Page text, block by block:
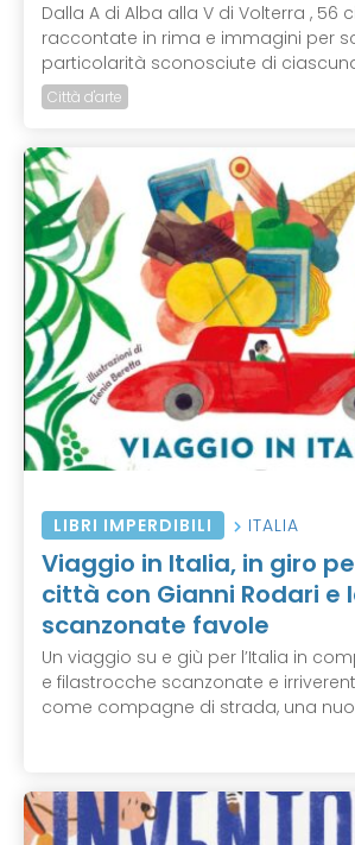
Dalla A di Alba alla V di Volterra , 56
raccontate in rima e immagini per
particolarità sconosciute di
Città d'arte
LIBRI IMPERDIBILI ITALIA
Viaggio in Italia, in giro
città con Gianni Rodari e
scanzonate favole
Un viaggio su e giù per l’Italia in
e filastrocche scanzonate e
come compagne di strada, una